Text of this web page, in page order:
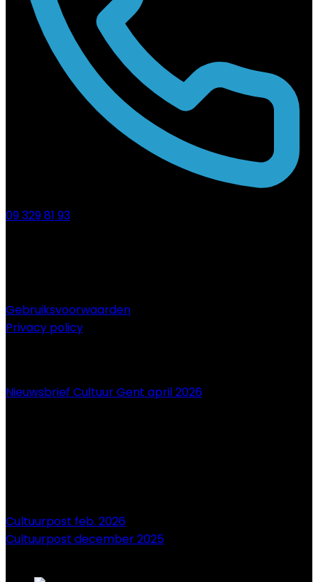
09 329 81 93
Gebruiksvoorwaarden
Privacy policy
Nieuwsbrief Cultuur Gent april 2026
Cultuurpost feb. 2026
Cultuurpost december 2025